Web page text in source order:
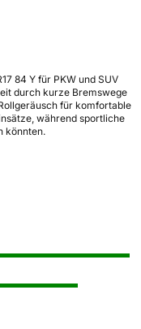
84 Y für PKW und SUV
durch kurze Bremswege
für komfortable
während sportliche
könnten.